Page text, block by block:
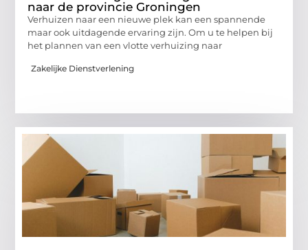
naar de provincie Groningen
Verhuizen naar een nieuwe plek kan een spannende
maar ook uitdagende ervaring zijn. Om u te helpen bij
het plannen van een vlotte verhuizing naar
Zakelijke Dienstverlening